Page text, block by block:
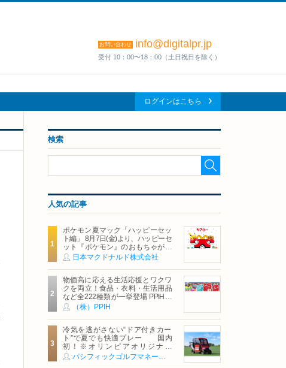
お問い合わせ info@digitalpr.jp
受付 10：00〜18：00（土日祝日を除く）
ログインはこちら
検索
人気の記事
ポケモン夏マック「ハッピーセッ
ト編」 8月7日(金)より、ハッピーセ
ット『ポケモン』のおもちゃが期
間限定登場
日本マクドナルド株式会社
物価高に応える生活応援とワクワ
クを両立！食品・衣料・生活用品
など全222種類が一挙登場 PPIHグ
ループ「夏福袋」＆セール 8月6日
(木)より順次スタート
（株）PPIH
冷気を逃がさない“ドア付きカー
ト”で夏でも快適プレー 国内
初！※オリンピアオリジナル
「AirCon Cart（エアコンカー
ト）」導入 | ＰＧＭ